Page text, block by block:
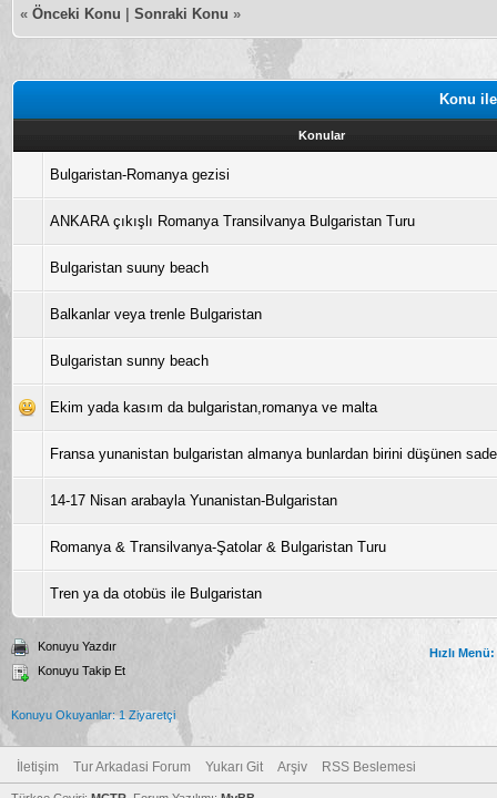
« Önceki Konu Sonraki Konu »
Konu
Konular
Bulgaristan-Romanya gezisi
ANKARA çıkışlı Romanya Transilvanya Bulgaristan Turu
Bulgaristan suuny beach
Balkanlar veya trenle Bulgaristan
Bulgaristan sunny beach
Ekim yada kasım da bulgaristan,romanya ve malta
Fransa yunanistan bulgaristan almanya bunlardan birini düşünen
14-17 Nisan arabayla Yunanistan-Bulgaristan
Romanya & Transilvanya-Şatolar & Bulgaristan Turu
Tren ya da otobüs ile Bulgaristan
Konuyu Yazdır
Konuyu Takip Et
Hızlı Menü:
Konuyu Okuyanlar: 1 Ziyaretçi
İletişim Tur Arkadasi Forum Yukarı Git Arşiv RSS Beslemesi